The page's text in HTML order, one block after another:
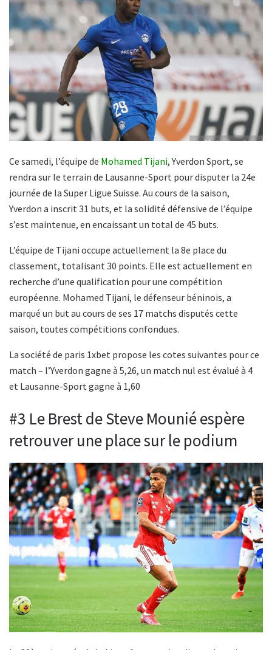
Ce samedi, l’équipe de Mohamed Tijani, Yverdon Sport, se
rendra sur le terrain de Lausanne-Sport pour disputer la 24e
journée de la Super Ligue Suisse. Au cours de la saison,
Yverdon a inscrit 31 buts, et la solidité défensive de l’équipe
s’est maintenue, en encaissant un total de 45 buts.
L’équipe de Tijani occupe actuellement la 8e place du
classement, totalisant 30 points. Elle est actuellement en
recherche d’une qualification pour une compétition
européenne. Mohamed Tijani, le défenseur béninois, a
marqué un but au cours de ses 17 matchs disputés cette
saison, toutes compétitions confondues.
La société de paris 1xbet propose les cotes suivantes pour ce
match – l’Yverdon gagne à 5,26, un match nul est évalué à 4
et Lausanne-Sport gagne à 1,60
#3 Le Brest de Steve Mounié espère
retrouver une place sur le podium